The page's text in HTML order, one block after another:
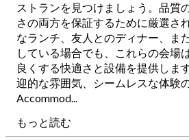
ストランを見つけましょう。品質
さの両方を保証するために厳選さ
なランチ、友人とのディナー、ま
している場合でも、これらの会場
良くする快適さと設備を提供しま
迎的な雰囲気、シームレスな体験
Accommod...
もっと読む